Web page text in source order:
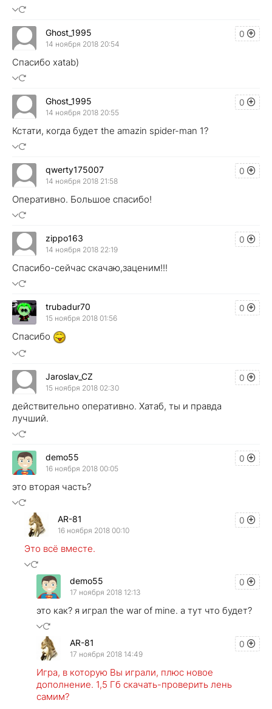
0
Ghost_1995
14 ноября 2018 20:54
Спасибо xatab)
0
Ghost_1995
14 ноября 2018 20:55
Кстати, когда будет the amazin spider-man 1?
0
qwerty175007
14 ноября 2018 21:58
Оперативно. Большое спасибо!
0
zippo163
14 ноября 2018 22:19
Спасибо-сейчас скачаю,заценим!!!
0
trubadur70
15 ноября 2018 01:56
Спасибо
0
Jaroslav_CZ
15 ноября 2018 02:30
действительно оперативно. Хатаб, ты и правда
лучший.
0
demo55
16 ноября 2018 00:05
это вторая часть?
0
AR-81
16 ноября 2018 00:10
Это всё вместе.
0
demo55
17 ноября 2018 12:13
это как? я играл the war of mine. а тут что будет?
0
AR-81
17 ноября 2018 14:49
Игра, в которую Вы играли, плюс новое
дополнение. 1,5 Гб скачать-проверить лень
самим?